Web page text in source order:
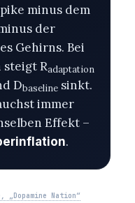
minus dem
der
Gehirns. Bei
Radaptation
Dbaseline sinkt.
immer
Effekt –
.
„Dopamine Nation“